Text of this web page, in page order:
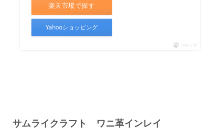
楽天市場で探す
Yahooショッピング
ポチップ
サムライクラフト ワニ革インレイ